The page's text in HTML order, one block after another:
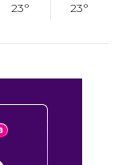
23°
23°